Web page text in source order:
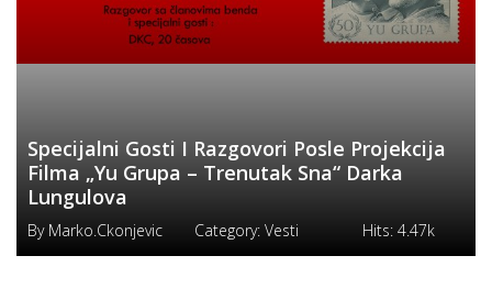
Specijalni Gosti I Razgovori Posle Projekcija
Filma „Yu Grupa – Trenutak Sna“ Darka
Lungulova
By Marko.ckonjevic Category: Vesti Hits: 4.47k